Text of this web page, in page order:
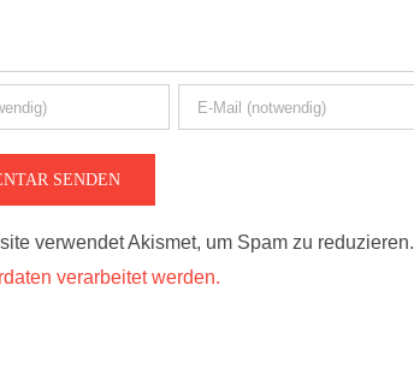
verwendet Akismet, um Spam zu reduzieren.
verarbeitet werden.